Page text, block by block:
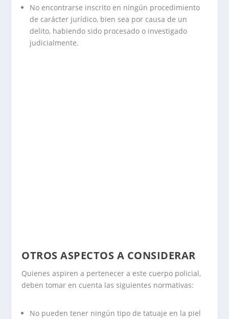
No encontrarse inscrito en ningún procedimiento
de carácter jurídico, bien sea por causa de un
delito, habiendo sido procesado o investigado
judicialmente.
OTROS ASPECTOS A CONSIDERAR
Quienes aspiren a pertenecer a este cuerpo policial,
deben tomar en cuenta las siguientes normativas:
No pueden tener ningún tipo de tatuaje en la piel